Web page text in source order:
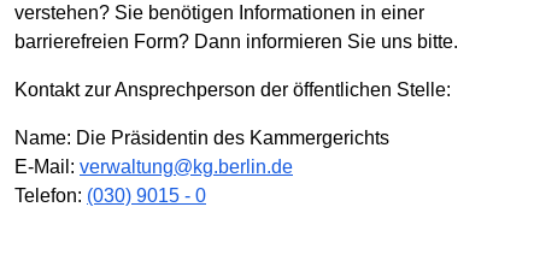
verstehen? Sie benötigen Informationen in einer
barrierefreien Form? Dann informieren Sie uns bitte.
Kontakt zur Ansprechperson der öffentlichen Stelle:
Name: Die Präsidentin des Kammergerichts
E-Mail: verwaltung@kg.berlin.de
Telefon: (030) 9015 - 0